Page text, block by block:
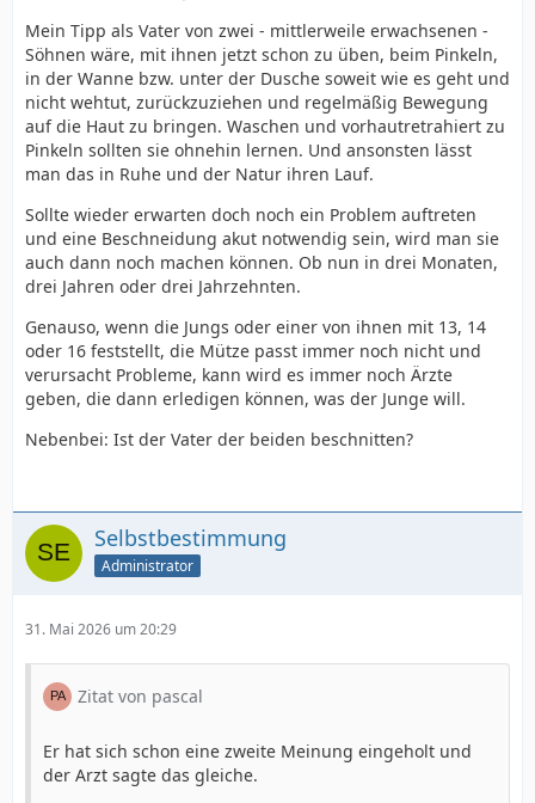
Mein Tipp als Vater von zwei - mittlerweile erwachsenen -
Söhnen wäre, mit ihnen jetzt schon zu üben, beim Pinkeln,
in der Wanne bzw. unter der Dusche soweit wie es geht und
nicht wehtut, zurückzuziehen und regelmäßig Bewegung
auf die Haut zu bringen. Waschen und vorhautretrahiert zu
Pinkeln sollten sie ohnehin lernen. Und ansonsten lässt
man das in Ruhe und der Natur ihren Lauf.
Sollte wieder erwarten doch noch ein Problem auftreten
und eine Beschneidung akut notwendig sein, wird man sie
auch dann noch machen können. Ob nun in drei Monaten,
drei Jahren oder drei Jahrzehnten.
Genauso, wenn die Jungs oder einer von ihnen mit 13, 14
oder 16 feststellt, die Mütze passt immer noch nicht und
verursacht Probleme, kann wird es immer noch Ärzte
geben, die dann erledigen können, was der Junge will.
Nebenbei: Ist der Vater der beiden beschnitten?
Selbstbestimmung
Administrator
31. Mai 2026 um 20:29
Zitat von pascal
Er hat sich schon eine zweite Meinung eingeholt und
der Arzt sagte das gleiche.